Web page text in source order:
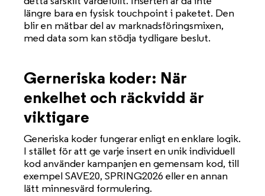
längre bara en fysisk touchpoint i paketet. Den
blir en mätbar del av marknadsföringsmixen,
med data som kan stödja tydligare beslut.
Gerneriska koder: När
enkelhet och räckvidd är
viktigare
Generiska koder fungerar enligt en enklare logik.
I stället för att ge varje insert en unik individuell
kod använder kampanjen en gemensam kod, till
exempel SAVE20, SPRING2026 eller en annan
lätt minnesvärd formulering.